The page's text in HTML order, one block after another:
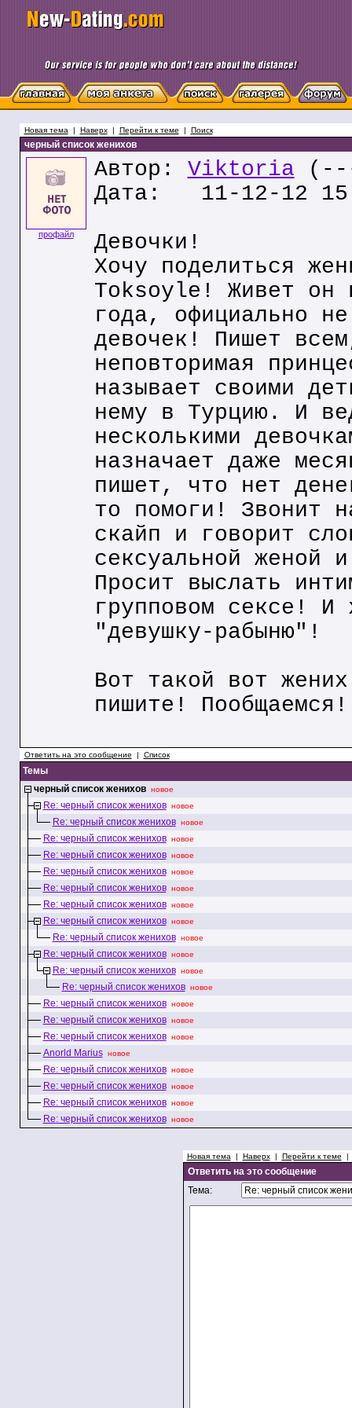
Новая тема | Наверх| Перейти к теме | Поиск
черный список женихов
профайл
Автор: Viktoria (---
Дата: 11-12-12
Девочки!
Хочу поделиться
Toksoyle! Живет он
года, официально
девочек! Пишет
неповторимая
называет своими
нему в Турцию. И
несколькими
назначает даже
пишет, что нет
то помоги! Звонит
скайп и говорит
сексуальной женой
Просит выслать
групповом сексе! И
"девушку-рабыню"!
Вот такой вот
пишите! Пообщаемся!
Ответить на это сообщение | Список
Темы
черный список женихов новое
Re: черный список женихов новое
Re: черный список женихов новое
Re: черный список женихов новое
Re: черный список женихов новое
Re: черный список женихов новое
Re: черный список женихов новое
Re: черный список женихов новое
Re: черный список женихов новое
Re: черный список женихов новое
Re: черный список женихов новое
Re: черный список женихов новое
Re: черный список женихов новое
Re: черный список женихов новое
Re: черный список женихов новое
Re: черный список женихов новое
Anorld Marius новое
Re: черный список женихов новое
Re: черный список женихов новое
Re: черный список женихов новое
Re: черный список женихов новое
Новая тема | Наверх| Перейти к теме
Ответить на это сообщение
Тема: